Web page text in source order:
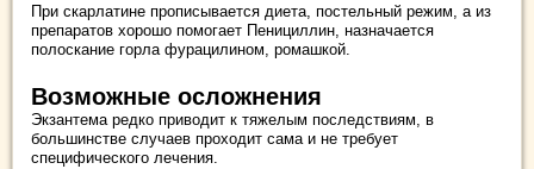
При скарлатине прописывается диета, постельный режим, а из
препаратов хорошо помогает Пенициллин, назначается
полоскание горла фурацилином, ромашкой.
Возможные осложнения
Экзантема редко приводит к тяжелым последствиям, в
большинстве случаев проходит сама и не требует
специфического лечения.